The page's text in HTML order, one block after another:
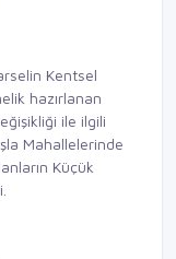
Kentsel
hazırlanan
ile ilgili
Mahallelerinde
Küçük